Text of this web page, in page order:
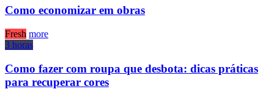
Como economizar em obras
Fresh more
3 horas
Como fazer com roupa que desbota: dicas práticas
para recuperar cores